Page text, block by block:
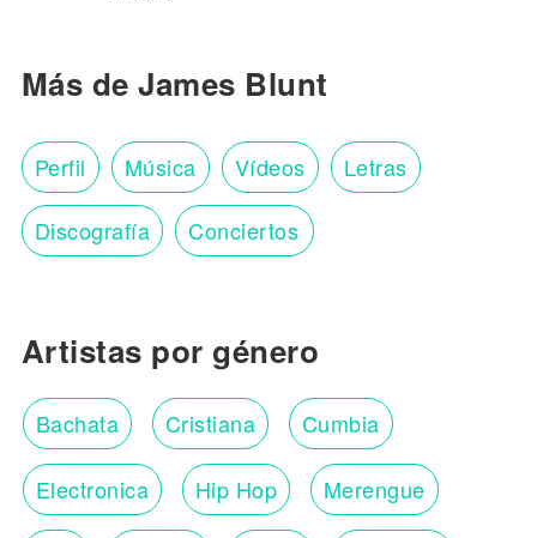
Más de James Blunt
Perfil Música Vídeos Letras
Discografía Conciertos
Artistas por género
Bachata Cristiana Cumbia
Electronica Hip Hop Merengue